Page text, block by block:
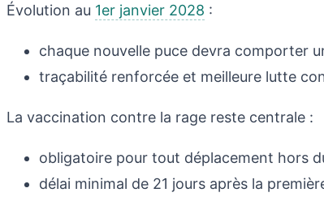
Évolution au 1er janvier 2028 :
chaque nouvelle puce devra comporter
traçabilité renforcée et meilleure lutte
La vaccination contre la rage reste centrale :
obligatoire pour tout déplacement hors
délai minimal de 21 jours après la